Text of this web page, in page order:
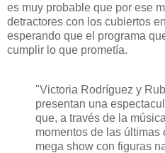
es muy probable que por ese
detractores con los cubiertos
esperando que el programa
cumplir lo que prometía.
"Victoria Rodríguez y
presentan una
que, a través de la
momentos de las últimas
mega show con figuras